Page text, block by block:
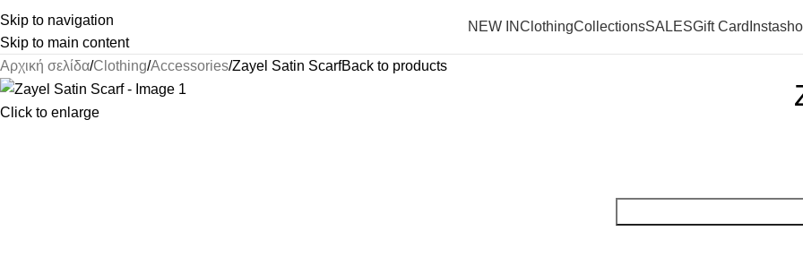
Skip to navigation
Skip to main content
NEW INClothingCollectionsSALESGift Card
Αρχική σελίδα Clothing Accessories Zayel Satin ScarfBack to products
Click to enlarge